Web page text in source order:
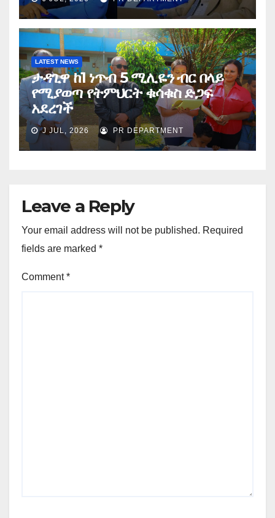
LATEST NEWS
ታዳጊዋ ከ1 ነጥብ 5 ሚሊዬን ብር በላይ
የሚያወጣ የትምህርት ቁሳቁስ ድጋፍ
አደረገች
J JUL, 2026 PR DEPARTMENT
Leave a Reply
Your email address will not be published. Required
fields are marked *
Comment*